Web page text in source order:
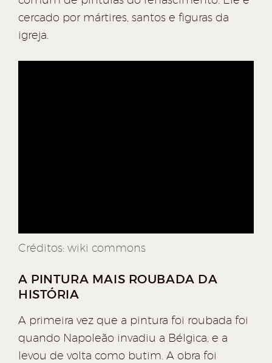
cercado por mártires, santos e figuras da
igreja.
Créditos: wiki commons
A PINTURA MAIS ROUBADA DA
HISTÓRIA
A primeira vez que a pintura foi roubada foi
quando Napoleão invadiu a Bélgica, e a
levou de volta como butim. A obra foi